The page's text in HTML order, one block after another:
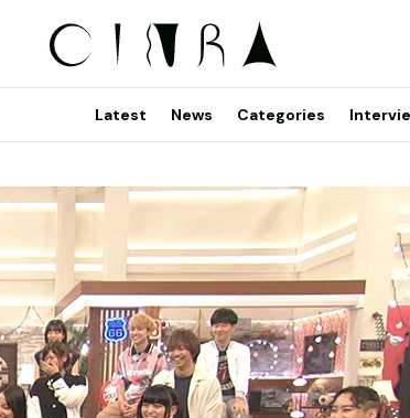
Latest News Categories